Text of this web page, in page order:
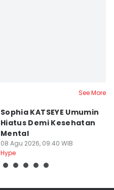
See More
Sophia KATSEYE Umumin
Hiatus Demi Kesehatan
Mental
08 Agu 2026, 09:40 WIB
Hype